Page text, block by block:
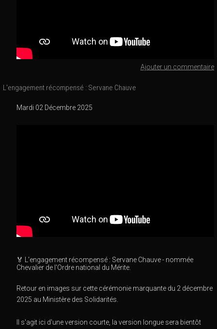
Ajouter un commentaire
L'engagement récompensé : Servane Chauve
Mardi 02 Décembre 2025
🏅 L'engagement récompensé : Servane Chauve - nommée
Chevalier de l'Ordre national du Mérite.
Retour en images sur cette cérémonie marquante du 2 décembre
2025 au Ministère des Solidarités.
Il s'agit ici d'une version courte, la version longue sera bientôt